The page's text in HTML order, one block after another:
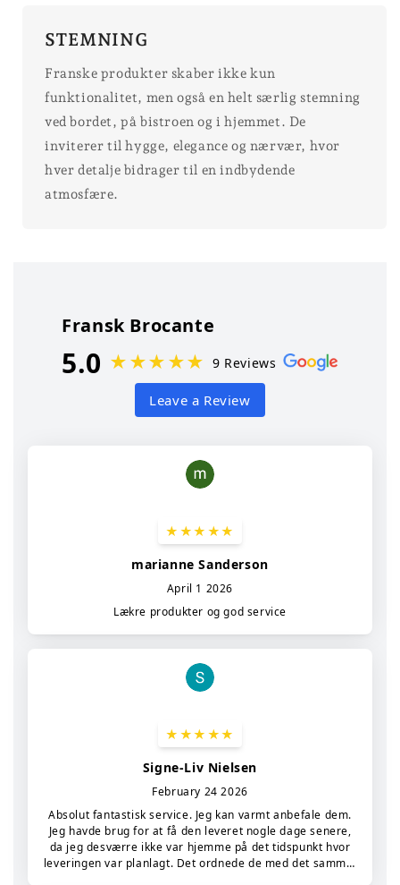
STEMNING
Franske produkter skaber ikke kun
funktionalitet, men også en helt særlig stemning
ved bordet, på bistroen og i hjemmet. De
inviterer til hygge, elegance og nærvær, hvor
hver detalje bidrager til en indbydende
atmosfære.